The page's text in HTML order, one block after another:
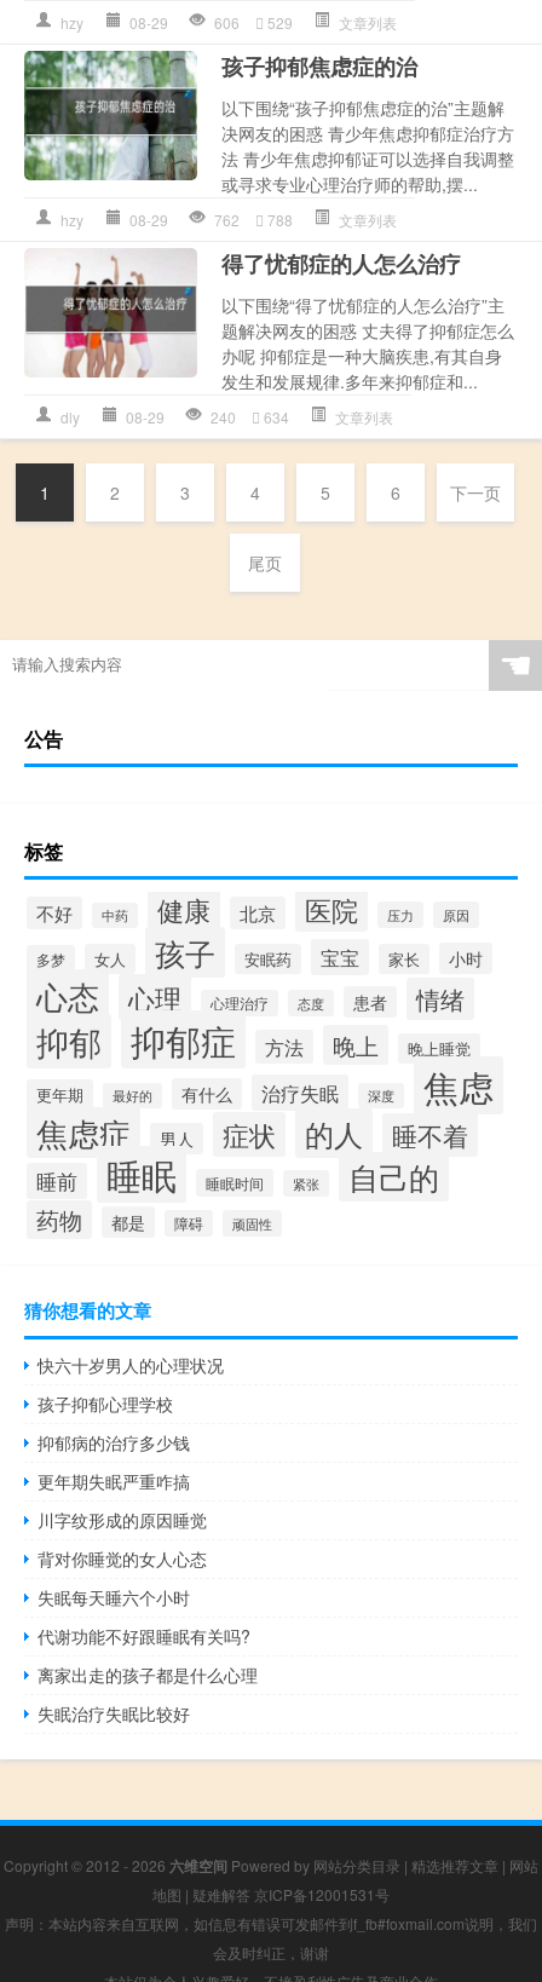
hzy 08-29 606 529 文章列表
孩子抑郁焦虑症的治
以下围绕“孩子抑郁焦虑症的治”主题解
决网友的困惑 青少年焦虑抑郁症治疗方
法 青少年焦虑抑郁证可以选择自我调整
或寻求专业心理治疗师的帮助,摆...
hzy 08-29 762 788 文章列表
得了忧郁症的人怎么治疗
以下围绕“得了忧郁症的人怎么治疗”主
题解决网友的困惑 丈夫得了抑郁症怎么
办呢 抑郁症是一种大脑疾患,有其自身
发生和发展规律.多年来抑郁症和...
dly 08-29 240 634 文章列表
1 2 3 4 5 6 下一页
尾页
☚
公告
标签
不好 中药 健康 北京 医院 压力 原因
多梦 女人 孩子 安眠药 宝宝 家长 小时
心态 心理 心理治疗 态度 患者 情绪
抑郁 抑郁症 方法 晚上
晚上睡觉
更年期
最好的 有什么 治疗失眠 深度 焦虑
焦虑症 男人 症状 的人 睡不着
睡前 睡眠 睡眠时间 紧张 自己的
药物 都是 障碍 顽固性
猜你想看的文章
快六十岁男人的心理状况
孩子抑郁心理学校
抑郁病的治疗多少钱
更年期失眠严重咋搞
川字纹形成的原因睡觉
背对你睡觉的女人心态
失眠每天睡六个小时
代谢功能不好跟睡眠有关吗?
离家出走的孩子都是什么心理
失眠治疗失眠比较好
Copyright © 2012 - 2026 六维空间 Powered by 网站分类目录 | 精选推荐文章 | 网站
地图 | 疑难解答 京ICP备12001531号
声明：本站内容来自互联网，如信息有错误可发邮件到f_fb#foxmail.com说明，我们
会及时纠正，谢谢